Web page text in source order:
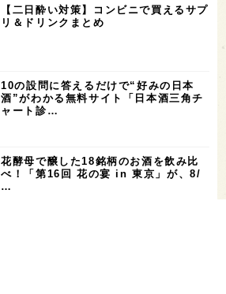
【二日酔い対策】コンビニで買えるサプ
リ＆ドリンクまとめ
10の設問に答えるだけで“好みの日本
酒”がわかる無料サイト「日本酒三角チ
ャート診…
花酵母で醸した18銘柄のお酒を飲み比
べ！「第16回 花の宴 in 東京」が、8/
…